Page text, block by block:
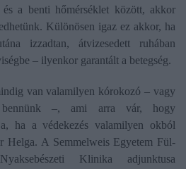
a benti hőmérséklet között, akkor
Különösen igaz ez akkor, ha
izzadtan, átvizesedett ruhában
– ilyenkor garantált a betegség.
van valamilyen kórokozó – vagy
bennünk –, ami arra vár, hogy
ha a védekezés valamilyen okból
Helga. A Semmelweis Egyetem Fül-
Klinika adjunktusa